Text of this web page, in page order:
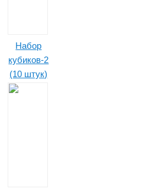
Набор
кубиков-2
(10 штук)